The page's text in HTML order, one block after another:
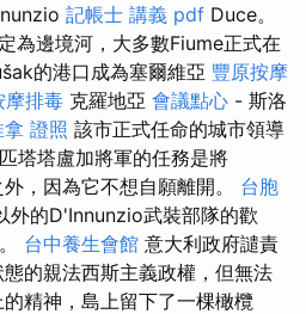
記帳士 講義 pdf Duce。
為邊境河，大多數Fiume正式在
的港口成為塞爾維亞 豐原按摩
摩排毒 克羅地亞 會議點心 - 斯洛
拿 證照 該市正式任命的城市領導
塔塔盧加將軍的任務是將
，因為它不想自願離開。 台胞
外的D'Innunzio武裝部隊的歡
台中養生會館 意大利政府譴責
的親法西斯主義政權，但無法
精神，島上留下了一棵橄欖